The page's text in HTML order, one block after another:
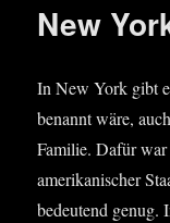
New
In New York gibt
benannt wäre,
Fami­lie. Dafür
ame­ri­ka­ni­scher
bedeu­tend genug.